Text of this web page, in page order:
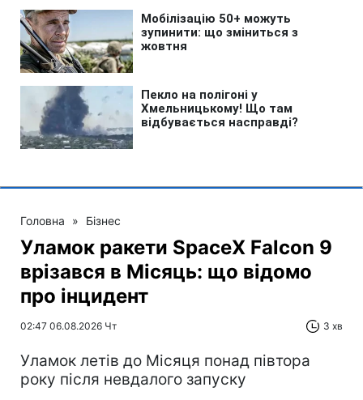
Головна » Бізнес
Уламок ракети SpaceX Falcon 9
врізався в Місяць: що відомо
про інцидент
02:47 06.08.2026 Чт 3 хв
Уламок летів до Місяця понад півтора
року після невдалого запуску